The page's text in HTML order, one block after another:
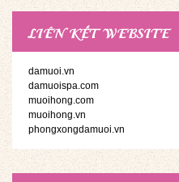
LIÊN KẾT WEBSITE
damuoi.vn
damuoispa.com
muoihong.com
muoihong.vn
phongxongdamuoi.vn